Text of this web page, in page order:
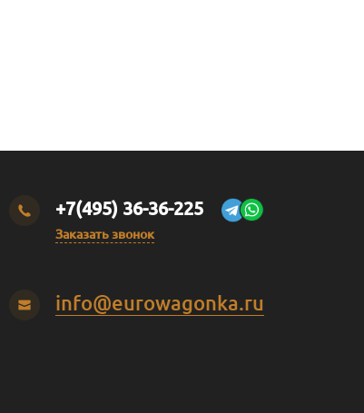
+7(495) 36-36-225
Заказать звонок
info@eurowagonka.ru